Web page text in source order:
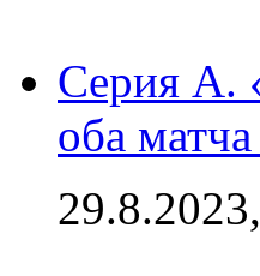
Серия А.
оба